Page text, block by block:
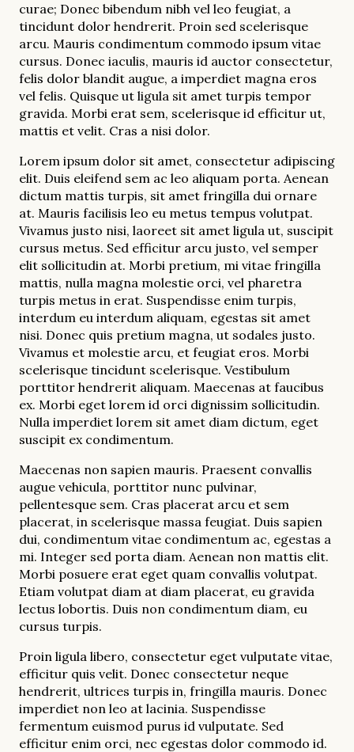
curae; Donec bibendum nibh vel leo feugiat, a
tincidunt dolor hendrerit. Proin sed scelerisque
arcu. Mauris condimentum commodo ipsum vitae
cursus. Donec iaculis, mauris id auctor consectetur,
felis dolor blandit augue, a imperdiet magna eros
vel felis. Quisque ut ligula sit amet turpis tempor
gravida. Morbi erat sem, scelerisque id efficitur ut,
mattis et velit. Cras a nisi dolor.
Lorem ipsum dolor sit amet, consectetur adipiscing
elit. Duis eleifend sem ac leo aliquam porta. Aenean
dictum mattis turpis, sit amet fringilla dui ornare
at. Mauris facilisis leo eu metus tempus volutpat.
Vivamus justo nisi, laoreet sit amet ligula ut, suscipit
cursus metus. Sed efficitur arcu justo, vel semper
elit sollicitudin at. Morbi pretium, mi vitae fringilla
mattis, nulla magna molestie orci, vel pharetra
turpis metus in erat. Suspendisse enim turpis,
interdum eu interdum aliquam, egestas sit amet
nisi. Donec quis pretium magna, ut sodales justo.
Vivamus et molestie arcu, et feugiat eros. Morbi
scelerisque tincidunt scelerisque. Vestibulum
porttitor hendrerit aliquam. Maecenas at faucibus
ex. Morbi eget lorem id orci dignissim sollicitudin.
Nulla imperdiet lorem sit amet diam dictum, eget
suscipit ex condimentum.
Maecenas non sapien mauris. Praesent convallis
augue vehicula, porttitor nunc pulvinar,
pellentesque sem. Cras placerat arcu et sem
placerat, in scelerisque massa feugiat. Duis sapien
dui, condimentum vitae condimentum ac, egestas a
mi. Integer sed porta diam. Aenean non mattis elit.
Morbi posuere erat eget quam convallis volutpat.
Etiam volutpat diam at diam placerat, eu gravida
lectus lobortis. Duis non condimentum diam, eu
cursus turpis.
Proin ligula libero, consectetur eget vulputate vitae,
efficitur quis velit. Donec consectetur neque
hendrerit, ultrices turpis in, fringilla mauris. Donec
imperdiet non leo at lacinia. Suspendisse
fermentum euismod purus id vulputate. Sed
efficitur enim orci, nec egestas dolor commodo id.